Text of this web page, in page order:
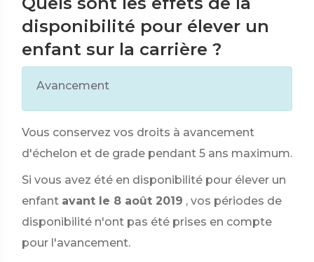
disponibilité pour élever un
enfant sur la carrière ?
Avancement
Vous conservez vos droits à avancement
d'échelon et de grade pendant 5 ans maximum.
Si vous avez été en disponibilité pour élever un
enfant avant le 8 août 2019 , vos périodes de
disponibilité n'ont pas été prises en compte
pour l'avancement.